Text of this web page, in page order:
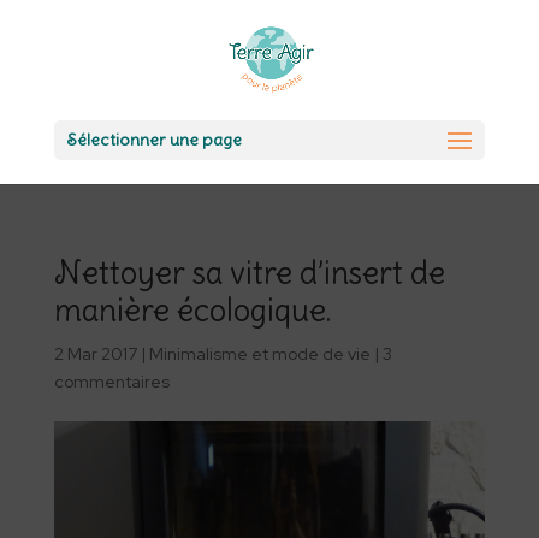
Sélectionner une page
Nettoyer sa vitre d’insert de
manière écologique.
2 Mar 2017| Minimalisme et mode de vie | 3
commentaires